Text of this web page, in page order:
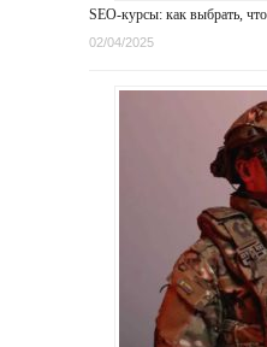
SEO-курсы: как выбрать,
02/04/2025